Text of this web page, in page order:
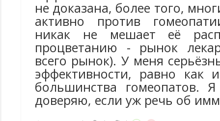
не доказана, более того,
активно против
никак не мешает её
процветанию - рынок
всего рынок). У меня
эффективности, равно как
большинства гомеопатов.
доверяю, если уж речь об